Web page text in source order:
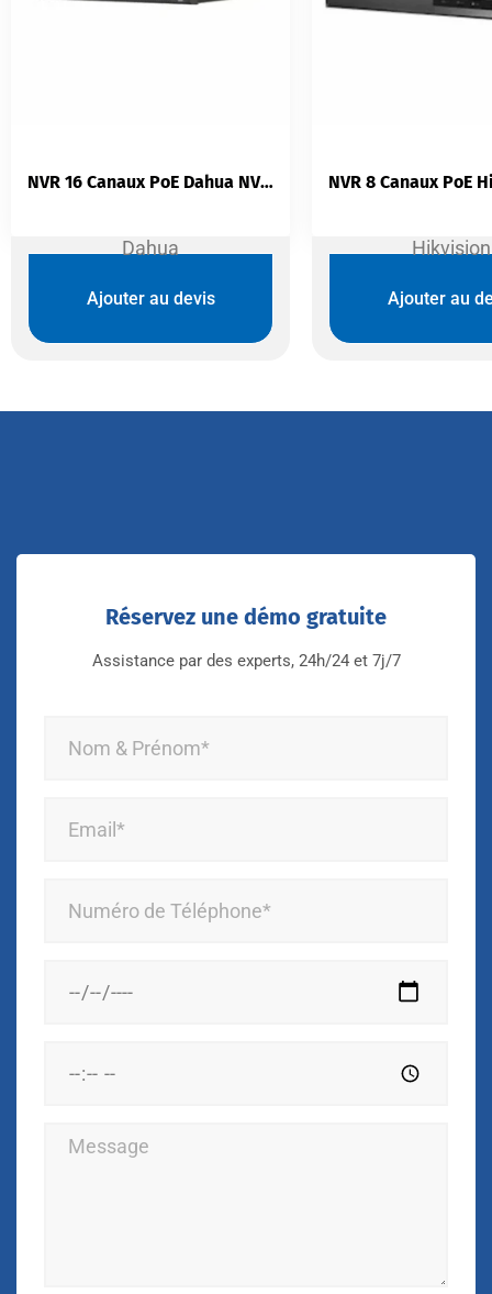
Dahua
NVR 16 Canaux PoE Dahua NVR4216-16P-4KS2/L | 4K | H.265+ | HDMI+VGA | ONVIF | DMSS
Ajouter au devis
Hikvision
Ajouter au
Réservez une démo gratuite
Assistance par des experts, 24h/24 et 7j/7